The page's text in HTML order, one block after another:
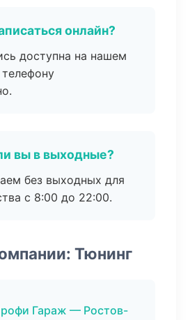
онлайн?
доступна на нашем
вы в выходные?
без выходных для
с 8:00 до 22:00.
Тюнинг
Гараж — Ростов-